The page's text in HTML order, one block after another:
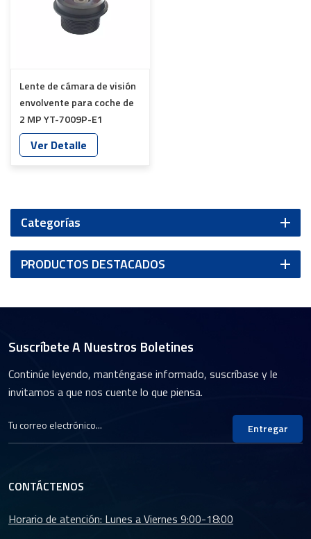
Lente de cámara de visión
envolvente para coche de
2 MP YT-7009P-E1
Ver Detalle
Categorías
PRODUCTOS DESTACADOS
Suscríbete A Nuestros Boletines
Continúe leyendo, manténgase informado, suscríbase y le
invitamos a que nos cuente lo que piensa.
Entregar
CONTÁCTENOS
Horario de atención: Lunes a Viernes 9:00-18:00